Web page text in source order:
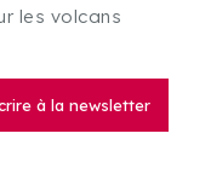
les volcans
à la newsletter